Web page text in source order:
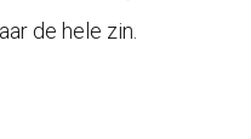
de hele zin.